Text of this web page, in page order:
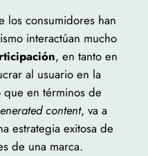
los consumidores han
interactúan mucho
, en tanto en
al usuario en la
en términos de
content, va a
estrategia exitosa de
de una marca.